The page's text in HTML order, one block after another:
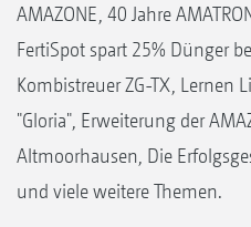
AMAZONE, 40 Jahre
FertiSpot spart 25% Dünger
Kombistreuer ZG-TX, Lernen
"Gloria", Erweiterung der
Altmoorhausen, Die
und viele weitere Themen.